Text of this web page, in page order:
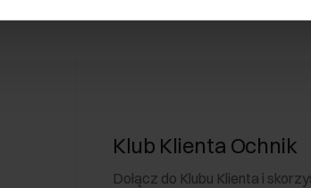
Klub Klienta Ochnik
Dołącz do Klubu Klienta i